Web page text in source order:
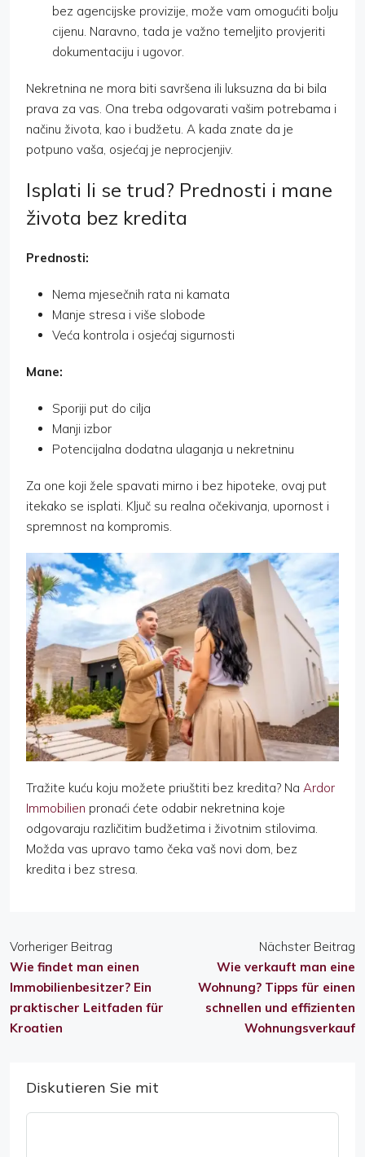
bez agencijske provizije, može vam omogućiti bolju
cijenu. Naravno, tada je važno temeljito provjeriti
dokumentaciju i ugovor.
Nekretnina ne mora biti savršena ili luksuzna da bi bila
prava za vas. Ona treba odgovarati vašim potrebama i
načinu života, kao i budžetu. A kada znate da je
potpuno vaša, osjećaj je neprocjenjiv.
Isplati li se trud? Prednosti i mane
života bez kredita
Prednosti:
Nema mjesečnih rata ni kamata
Manje stresa i više slobode
Veća kontrola i osjećaj sigurnosti
Mane:
Sporiji put do cilja
Manji izbor
Potencijalna dodatna ulaganja u nekretninu
Za one koji žele spavati mirno i bez hipoteke, ovaj put
itekako se isplati. Ključ su realna očekivanja, upornost i
spremnost na kompromis.
Tražite kuću koju možete priuštiti bez kredita? Na Ardor
Immobilien pronaći ćete odabir nekretnina koje
odgovaraju različitim budžetima i životnim stilovima.
Možda vas upravo tamo čeka vaš novi dom, bez
kredita i bez stresa.
Vorheriger Beitrag
Wie findet man einen
Immobilienbesitzer? Ein
praktischer Leitfaden für
Kroatien
Nächster Beitrag
Wie verkauft man eine
Wohnung? Tipps für einen
schnellen und effizienten
Wohnungsverkauf
Diskutieren Sie mit